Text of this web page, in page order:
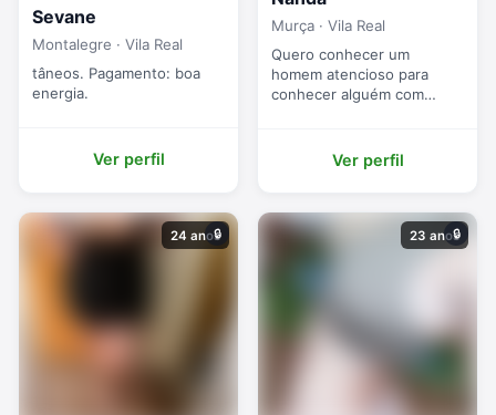
Sevane
Montalegre · Vila Real
tâneos. Pagamento: boa
energia.
Ver perfil
Murça · Vila Real
Quero conhecer um
homem atencioso para
conhecer alguém com
Ver perfil
24 anos
🔒 23 anos
🔒